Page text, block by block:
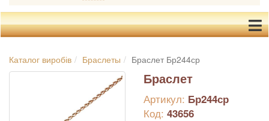
Каталог виробів Браслеты Браслет Бр244ср
Браслет
Артикул: Бр244ср
Код: 43656